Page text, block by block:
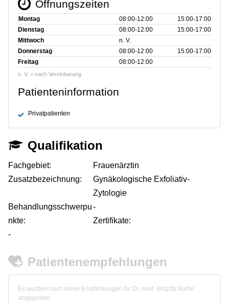
Öffnungszeiten
Montag 08:00‑12:00
15:00‑17:00
Dienstag
08:00‑12:00
15:00‑17:00
Mittwoch
n. V.
Donnerstag
08:00‑12:00
15:00‑17:00
Freitag
08:00‑12:00
n. V. = nach Vereinbarung
Patienteninformation
Privatpatienten
Qualifikation
Fachgebiet:
Frauenärztin
Zusatzbezeichnung:
Gynäkologische Exfoliativ-
Zytologie
Behandlungsschwerpu
nkte:
-
Zertifikate:
-
Patientenempfehlungen
Es wurden noch keine Empfehlungen für Dr. med. Birgitta Bartel
abgegeben.